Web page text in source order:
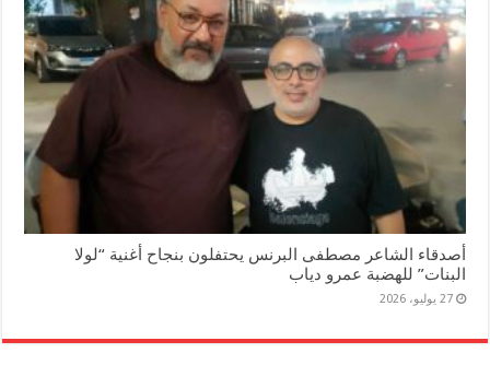
أصدقاء الشاعر مصطفى البرنس يحتفلون بنجاح أغنية “لولا
البنات” للهضبة عمرو دياب
27 يوليو، 2026